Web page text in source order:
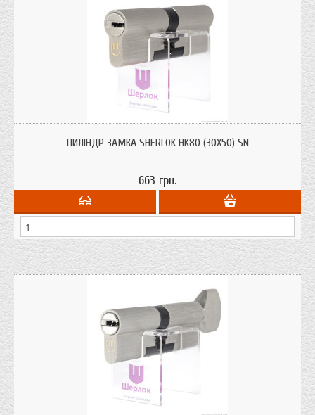
висвердлювання, від вибивання.
ЦИЛІНДР ЗАМКА SHERLOK HK80 (30Х50) SN
663 грн.